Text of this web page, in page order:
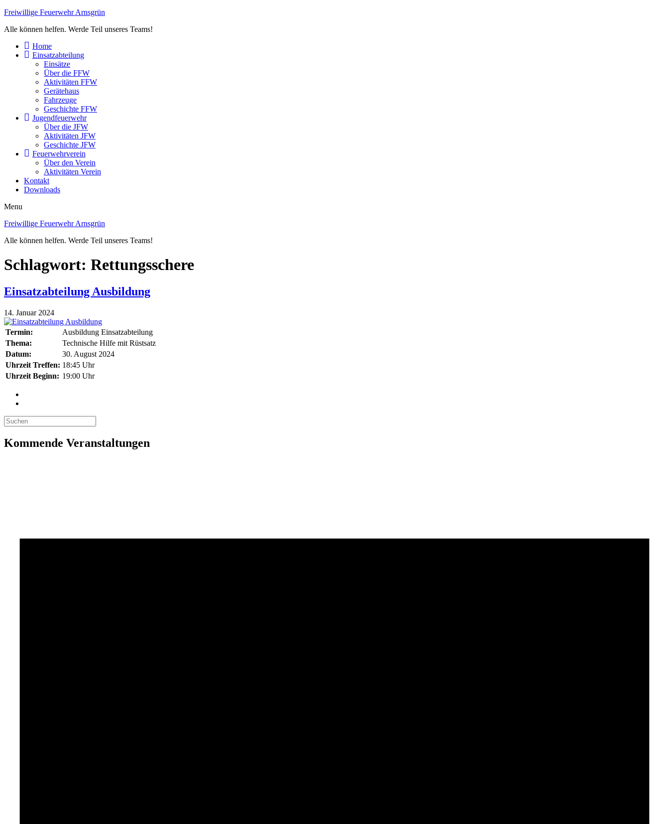
Freiwillige Feuerwehr Arnsgrün
Alle können helfen. Werde Teil unseres Teams!
Home
Einsatzabteilung
Einsätze
Über die FFW
Aktivitäten FFW
Gerätehaus
Fahrzeuge
Geschichte FFW
Jugendfeuerwehr
Über die JFW
Aktivitäten JFW
Geschichte JFW
Feuerwehrverein
Über den Verein
Aktivitäten Verein
Kontakt
Downloads
Menu
Freiwillige Feuerwehr Arnsgrün
Alle können helfen. Werde Teil unseres Teams!
Schlagwort: Rettungsschere
Einsatzabteilung Ausbildung
14. Januar 2024
Termin:
Ausbildung Einsatzabteilung
Thema:
Technische Hilfe mit Rüstsatz
Datum:
30. August 2024
Uhrzeit Treffen: 18:45 Uhr
Uhrzeit Beginn: 19:00 Uhr
Kommende Veranstaltungen